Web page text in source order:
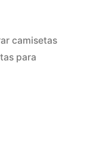
camisetas
para